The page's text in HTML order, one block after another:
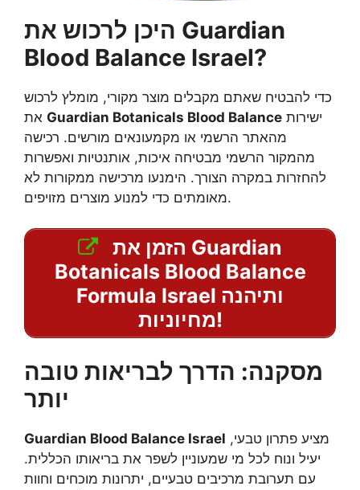
היכן לרכוש את Guardian
Blood Balance Israel?
כדי להבטיח שאתם מקבלים מוצר מקורי, מומלץ לרכוש
Guardian Botanicals Blood Balance
מהאתר הרשמי או מקמעונאים מורשים. רכישה
מהמקור הרשמי מבטיחה איכות, אותנטיות ואפשרות
להחזרות במקרה הצורך. הימנעו מרכישה ממקורות לא
מאומתים כדי למנוע מוצרים מזויפים.
הזמן את Guardian
Botanicals Blood Balance
Formula Israel ותיהנה
מחיוניות!
מסקנה: הדרך לבריאות טובה
יותר
Guardian Blood Balance Israel
יעיל ונוח לכל מי שמעוניין לשפר את בריאותו הכללית.
עם תערובת מרכיבים טבעיים, יתרונות מוכחים וחוות